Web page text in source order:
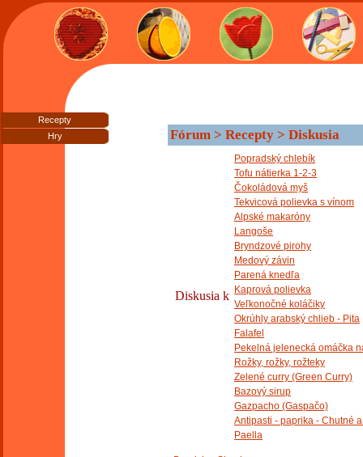
Recepty
Hry
Fórum > Recepty > Diskusia
Diskusia k
Popradský chlebík
Tofu nátierka 1-2-3
Čokoládová myš
Tekvicová polievka s vínom
Alpské makaróny
Langoše
Bryndzové pirohy
Medový závin
Parená knedľa
Kaprová polievka
Veľkonočné koláčiky
Okrúhly arabský chlieb - Pita
Falafel
Pekelná jelenecká omáčka
Rožky, rožky, rožteky
Zelené curry (Green Curry)
Bazový sirup
Gazpacho (Gaspačo)
Antipasti - paprika - Chutné
Paella